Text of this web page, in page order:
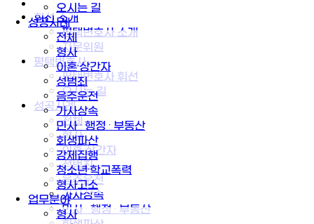
오시는 길
성공사례
전체
형사
이혼·상간자
성범죄
음주운전
가사상속
민사 · 행정 · 부동산
회생파산
강제집행
청소년·학교폭력
형사고소
업무분야
형사
휘선 소개
평택변호사 소개
자문위원
평택변호사
평택변호사 휘선
오시는 길
성공사례
전체
형사
이혼·상간자
성범죄
음주운전
가사상속
민사 · 행정 · 부동산